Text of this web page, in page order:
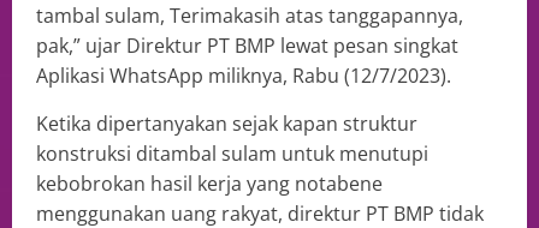
tambal sulam, Terimakasih atas tanggapannya,
pak,” ujar Direktur PT BMP lewat pesan singkat
Aplikasi WhatsApp miliknya, Rabu (12/7/2023).
Ketika dipertanyakan sejak kapan struktur
konstruksi ditambal sulam untuk menutupi
kebobrokan hasil kerja yang notabene
menggunakan uang rakyat, direktur PT BMP tidak